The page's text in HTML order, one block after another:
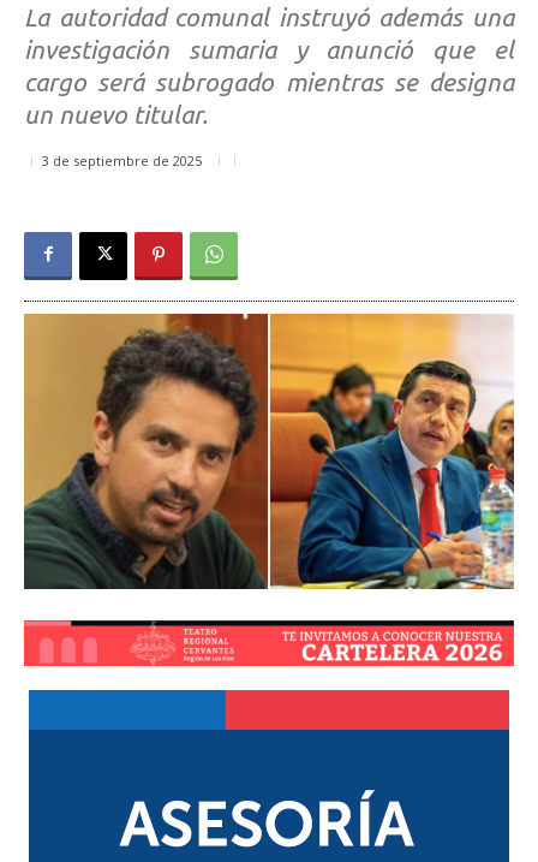
La autoridad comunal instruyó además una
investigación sumaria y anunció que el
cargo será subrogado mientras se designa
un nuevo titular.
3 de septiembre de 2025